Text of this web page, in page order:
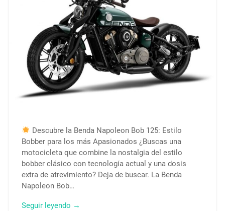
Descubre la Benda Napoleon Bob 125: Estilo
Bobber para los más Apasionados ¿Buscas una
motocicleta que combine la nostalgia del estilo
bobber clásico con tecnología actual y una dosis
extra de atrevimiento? Deja de buscar. La Benda
Napoleon Bob…
Seguir leyendo →